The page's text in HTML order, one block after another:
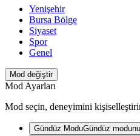
Yenişehir
Bursa Bölge
Siyaset
Spor
Genel
Mod değiştir
Mod Ayarları
Mod seçin, deneyimini
Gündüz ModuGündüz